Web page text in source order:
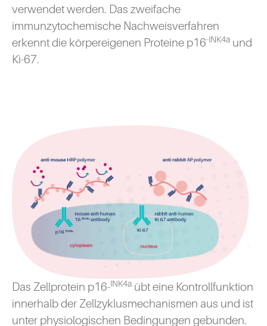
verwendet werden. Das zweifache
immunzytochemische Nachweisverfahren
erkennt die körpereigenen Proteine p16-INK4a und
Ki-67.
Das Zellprotein p16-INK4a übt eine Kontrollfunktion
innerhalb der Zellzyklusmechanismen aus und ist
unter physiologischen Bedingungen gebunden.